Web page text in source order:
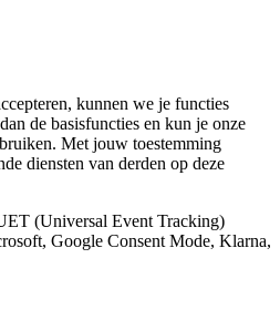
kunnen we je functies
de basisfuncties en kun je onze
Met jouw toestemming
diensten van derden op deze
(Universal Event Tracking)
Google Consent Mode, Klarna,